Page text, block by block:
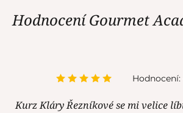
Hodnocení Gourmet
Hodnocení:
Kurz Kláry Řezníkové se mi velice